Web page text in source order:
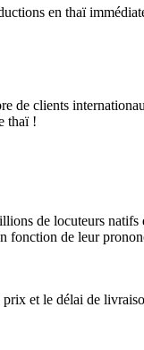
en thaï
de clients
thaï !
de locuteurs
fonction de leur
et le délai de